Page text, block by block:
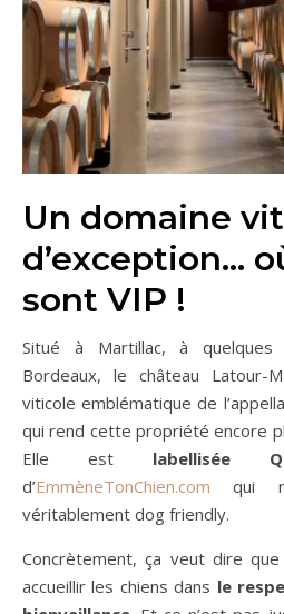
Un domaine
d’exception…
sont VIP !
Situé à Martillac, à
Bordeaux, le château Latour-
viticole emblématique de
qui rend cette propriété encore
Elle est labellisée
d’EmmèneTonChien.com qui
véritablement dog friendly.
Concrètement, ça veut dire
accueillir les chiens dans le